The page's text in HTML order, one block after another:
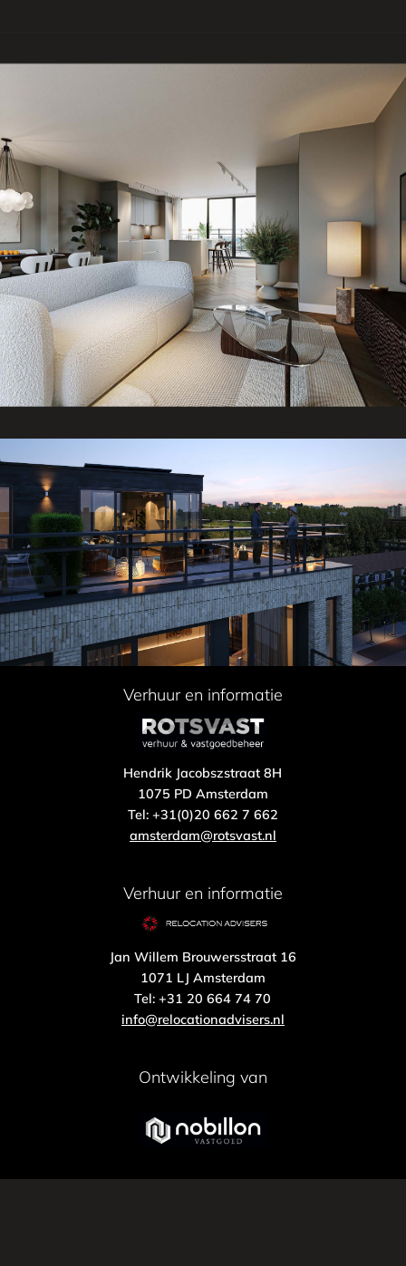
Verhuur en informatie
Hendrik Jacobszstraat 8H
1075 PD Amsterdam
Tel: +31(0)20 662 7 662
amsterdam@rotsvast.nl
Verhuur en informatie
Jan Willem Brouwersstraat 16
1071 LJ Amsterdam
Tel: +31 20 664 74 70
info@relocationadvisers.nl
Ontwikkeling van